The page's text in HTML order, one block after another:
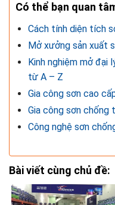
Có thể bạn quan
Cách tính diện tích
Mở xưởng sản xuất
Kinh nghiệm mở đại
từ A – Z
Gia công sơn cao
Gia công sơn chống
Công nghệ sơn
Bài viết cùng chủ đề: